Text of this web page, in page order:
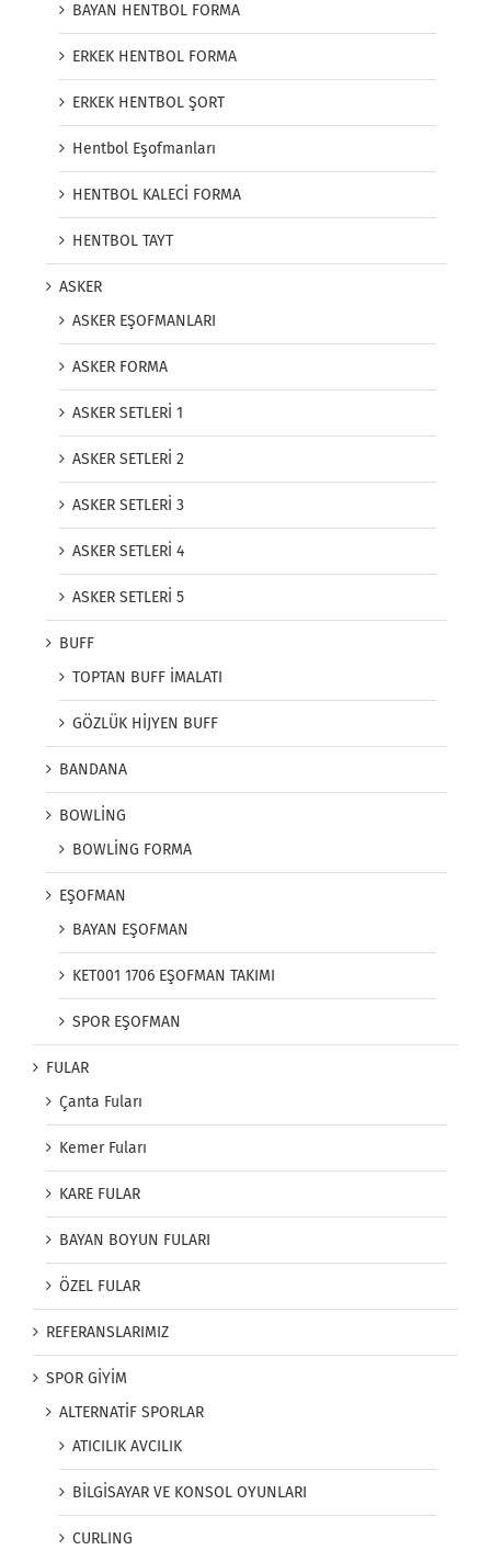
BAYAN HENTBOL FORMA
ERKEK HENTBOL FORMA
ERKEK HENTBOL ŞORT
Hentbol Eşofmanları
HENTBOL KALECİ FORMA
HENTBOL TAYT
ASKER
ASKER EŞOFMANLARI
ASKER FORMA
ASKER SETLERİ 1
ASKER SETLERİ 2
ASKER SETLERİ 3
ASKER SETLERİ 4
ASKER SETLERİ 5
BUFF
TOPTAN BUFF İMALATI
GÖZLÜK HİJYEN BUFF
BANDANA
BOWLİNG
BOWLİNG FORMA
EŞOFMAN
BAYAN EŞOFMAN
KET001 1706 EŞOFMAN TAKIMI
SPOR EŞOFMAN
FULAR
Çanta Fuları
Kemer Fuları
KARE FULAR
BAYAN BOYUN FULARI
ÖZEL FULAR
REFERANSLARIMIZ
SPOR GİYİM
ALTERNATİF SPORLAR
ATICILIK AVCILIK
BİLGİSAYAR VE KONSOL OYUNLARI
CURLING